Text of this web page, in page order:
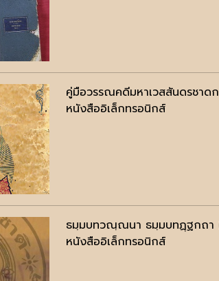
คู่มือวรรณคดีมหาเวสสันดรชาดก
หนังสืออิเล็กทรอนิกส์
ธมฺมบทวณฺณนา ธมฺมบทฏฺฐกถา
หนังสืออิเล็กทรอนิกส์